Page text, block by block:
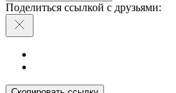
Поделиться ссылкой с друзьями: